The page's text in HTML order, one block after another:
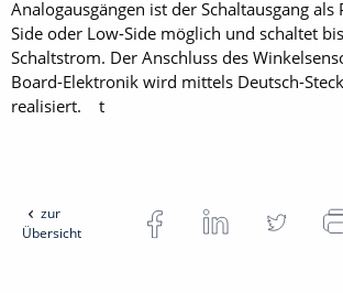
Analogausgängen ist der Schaltausgang als
Side oder Low-Side möglich und schaltet
Schaltstrom. Der Anschluss des
Board-Elektronik wird mittels Deutsch-
realisiert. t
zur
Übersicht